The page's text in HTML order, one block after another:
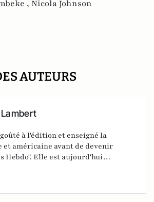
, Nicola Johnson
AUTEURS
à l'édition et enseigné la
américaine avant de devenir
Hebdo". Elle est aujourd'hui
société/idées d'Atlantico.fr.